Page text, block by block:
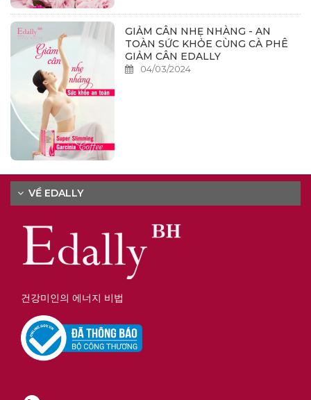
GIẢM CÂN NHẸ NHÀNG - AN
TOÀN SỨC KHỎE CÙNG CÀ PHÊ
GIẢM CÂN EDALLY
04/03/2024
VỀ EDALLY
건강미인의 에너지 비법